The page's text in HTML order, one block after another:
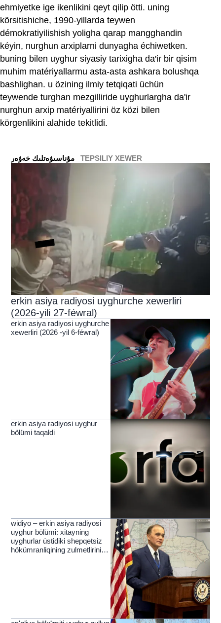
ehmiyetke ige ikenlikini qeyt qilip ötti. uning
körsitishiche, 1990-yillarda teywen
démokratiyilishish yoligha qarap mangghandin
kéyin, nurghun arxiplarni dunyagha échiwetken.
buning bilen uyghur siyasiy tarixigha da'ir bir qisim
muhim matériyallarmu asta-asta ashkara bolushqa
bashlighan. u özining ilmiy tetqiqati üchün
teywende turghan mezgilliride uyghurlargha da'ir
nurghun arxip matériyallirini öz közi bilen
körgenlikini alahide tekitlidi.
TEPSILIY XEWER
erkin asiya radiyosi uyghurche xewerliri
(2026-yili 27-féwral)
erkin asiya radiyosi uyghurche
xewerliri (2026 -yil 6-féwral)
erkin asiya radiyosi uyghur
bölümi taqaldi
widiyo – erkin asiya radiyosi
uyghur bölümi: xitayning
uyghurlar üstidiki shepqetsiz
hökümranliqining zulmetlirini